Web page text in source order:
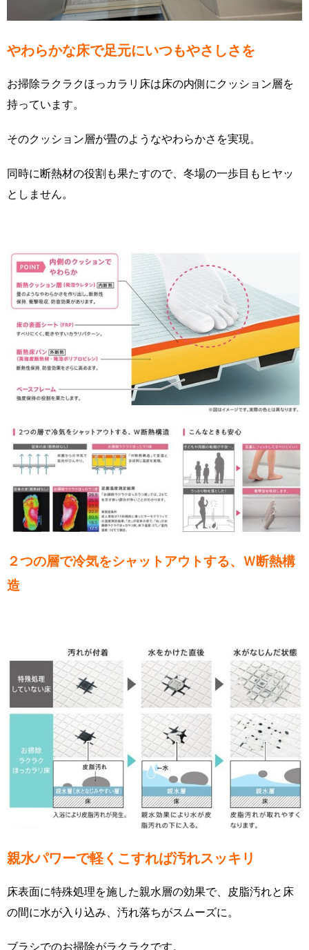
やわらかな床で足元にいつもやさしさを
お掃除ラクラクほっカラリ床は床の内側にクッション層を
持っています。
そのクッション層が畳のようなやわらかさを実現。
同時に断熱材の役割も果たすので、冬場の一歩目もヒヤッ
としません。
２つの層で冷気をシャットアウトする、Ｗ断熱構
造
親水パワーで軽くこすれば汚れスッキリ
床表面に特殊処理を施した親水層の効果で、皮脂汚れと床
の間に水が入り込み、汚れ落ちがスムーズに。
ブラシでのお掃除がラクラクです。